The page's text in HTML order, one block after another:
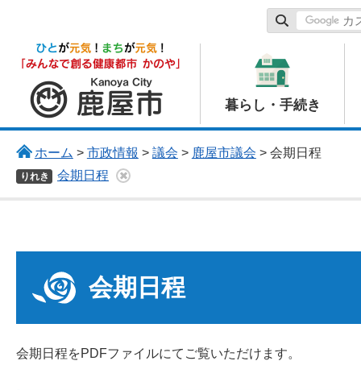
鹿屋市
暮らし・手続き
ホーム > 市政情報 > 議会 > 鹿屋市議会 > 会期日程
りれき 会期日程
会期日程
会期日程をPDFファイルにてご覧いただけます。